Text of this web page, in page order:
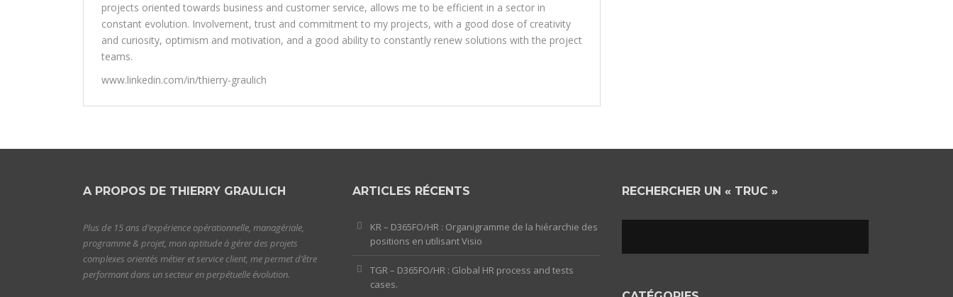
projects oriented towards business and customer service, allows me to be efficient in a sector in
constant evolution. Involvement, trust and commitment to my projects, with a good dose of creativity
and curiosity, optimism and motivation, and a good ability to constantly renew solutions with the project
teams.
www.linkedin.com/in/thierry-graulich
A PROPOS DE THIERRY GRAULICH
Plus de 15 ans d’expérience opérationnelle, managériale,
programme & projet, mon aptitude à gérer des projets
complexes orientés métier et service client, me permet d’être
performant dans un secteur en perpétuelle évolution.
ARTICLES RÉCENTS
KR – D365FO/HR : Organigramme de la hiérarchie des
positions en utilisant Visio
TGR – D365FO/HR : Global HR process and tests
cases.
RECHERCHER UN « TRUC »